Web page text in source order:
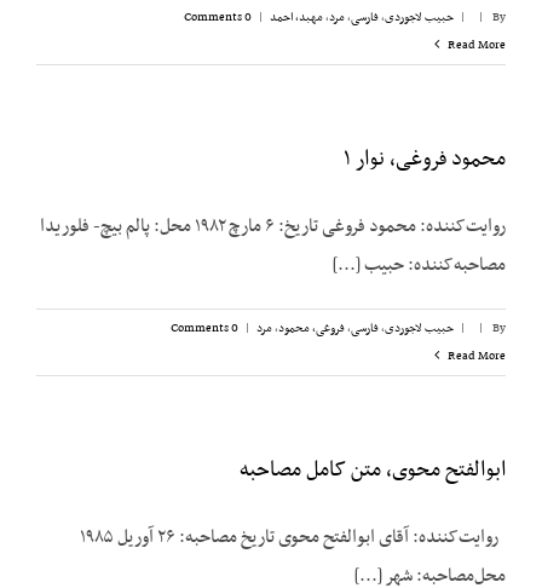
By
|
| حبیب لاجوردی,فارسی,مرد,مهبد، احمد |
0 Comments
Read More
محمود فروغی، نوار ۱
روایت‌کننده: محمود فروغی تاریخ: ۶ مارچ ۱۹۸۲ محل: پالم بیچ- فلوریدا
مصاحبه‌کننده: حبیب [...]
By
|
| حبیب لاجوردی,فارسی,فروغی، محمود,مرد |
0 Comments
Read More
ابوالفتح محوی، متن کامل مصاحبه
روایت‌کننده: آقای ابوالفتح محوی تاریخ مصاحبه: ۲۶ آوریل ۱۹۸۵
محل‌مصاحبه: شهر [...]